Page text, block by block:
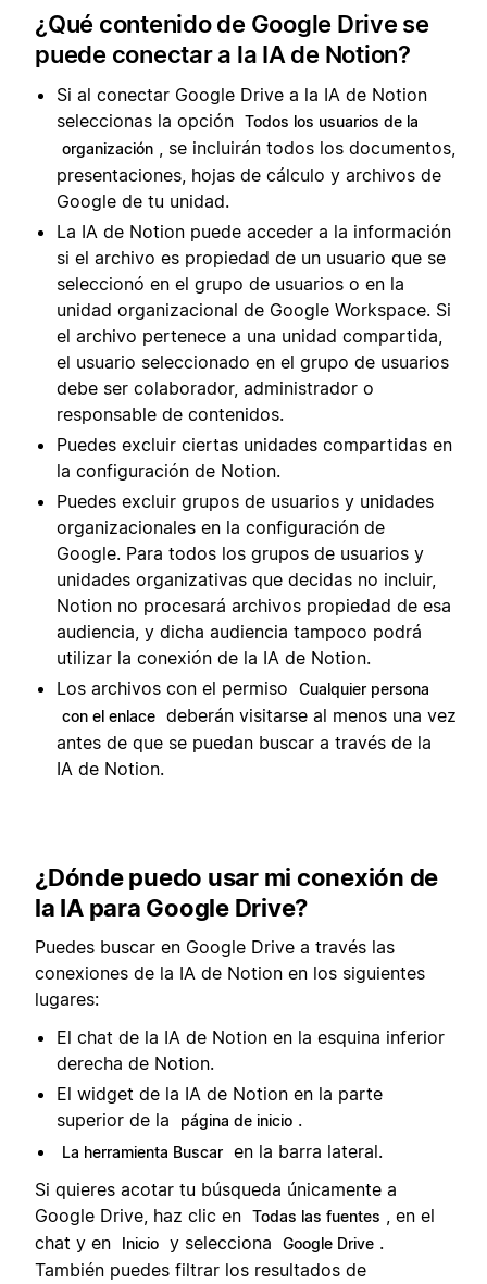
¿Qué contenido de Google Drive se
puede conectar a la IA de Notion?
Si al conectar Google Drive a la IA de Notion
seleccionas la opción Todos los usuarios de la
organización
, se incluirán todos los documentos,
presentaciones, hojas de cálculo y archivos de
Google de tu unidad.
La IA de Notion puede acceder a la información
si el archivo es propiedad de un usuario que se
seleccionó en el grupo de usuarios o en la
unidad organizacional de Google Workspace. Si
el archivo pertenece a una unidad compartida,
el usuario seleccionado en el grupo de usuarios
debe ser colaborador, administrador o
responsable de contenidos.
Puedes excluir ciertas unidades compartidas en
la configuración de Notion.
Puedes excluir grupos de usuarios y unidades
organizacionales en la configuración de
Google. Para todos los grupos de usuarios y
unidades organizativas que decidas no incluir,
Notion no procesará archivos propiedad de esa
audiencia, y dicha audiencia tampoco podrá
utilizar la conexión de la IA de Notion.
Los archivos con el permiso
Cualquier persona
con el enlace deberán visitarse al menos una vez
antes de que se puedan buscar a través de la
IA de Notion.
¿Dónde puedo usar mi conexión de
la IA para Google Drive?
Puedes buscar en Google Drive a través las
conexiones de la IA de Notion en los siguientes
lugares:
El chat de la IA de Notion en la esquina inferior
derecha de Notion.
El widget de la IA de Notion en la parte
superior de la
página de inicio .
La herramienta Buscar en la barra lateral.
Si quieres acotar tu búsqueda únicamente a
Google Drive, haz clic en Todas las fuentes , en el
chat y en
Inicio y selecciona Google Drive .
También puedes filtrar los resultados de